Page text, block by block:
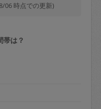
る場合、毎週定
は月1回までキャ
06 時点での更新)
帯は？